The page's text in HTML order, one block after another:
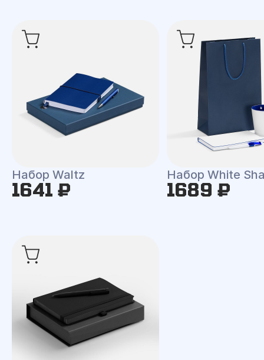
Набор Waltz
1641 ₽
Набор White
1689 ₽